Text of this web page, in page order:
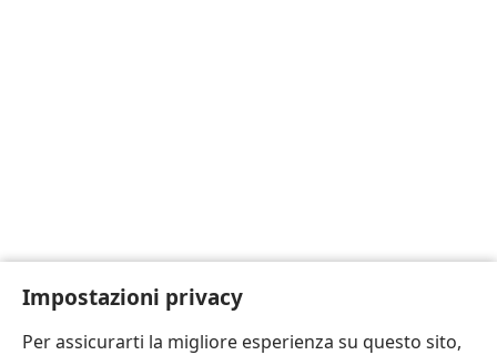
Impostazioni privacy
Per assicurarti la migliore esperienza su questo sito,